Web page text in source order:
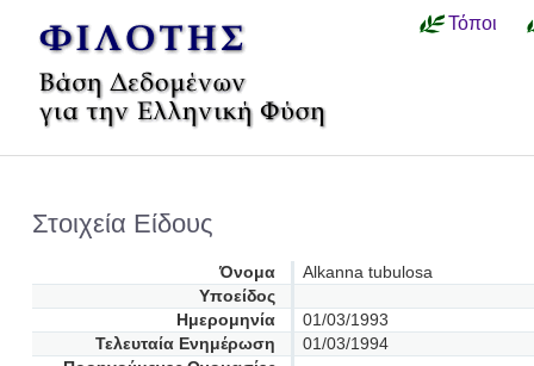
Τόποι
Στοιχεία Είδους
Όνομα
Alkanna tubulosa
Υποείδος
Ημερομηνία
01/03/1993
Τελευταία Ενημέρωση
01/03/1994